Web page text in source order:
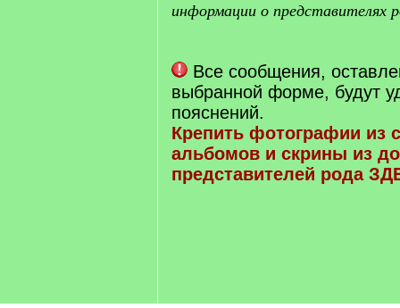
информации о представителях
Все сообщения,
выбранной форме, будут
пояснений.
Крепить фотографии из
альбомов и скрины из
представителей рода